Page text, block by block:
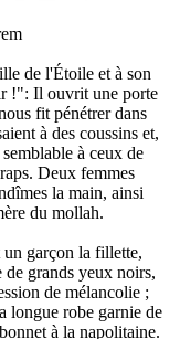
de l'Étoile et à son
!": Il ouvrit une porte
fit pénétrer dans
à des coussins et,
à ceux de
Deux femmes
la main, ainsi
du mollah.
un garçon la fillette,
de grands yeux noirs,
de mélancolie ;
longue robe garnie de
à la napolitaine.